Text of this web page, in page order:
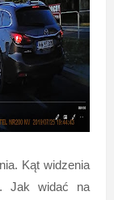
Kąt widzenia
Jak widać na